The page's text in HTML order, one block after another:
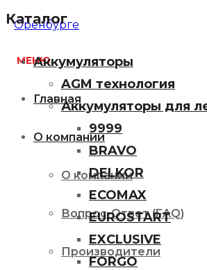
МЕНЮ
Главная
О компании
О компании
Вопрос-Ответ (FAQ)
Производители
Каталог
Аккумуляторы
AGM технология
Аккумуляторы для
9999
BRAVO
DELKOR
ECOMAX
EUROSTART
EXCLUSIVE
FORGO